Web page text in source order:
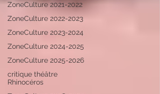
ZoneCulture 2021-2022
ZoneCulture 2022-2023
ZoneCulture 2023-2024
ZoneCulture 2024-2025
ZoneCulture 2025-2026
critique théâtre
Rhinocéros